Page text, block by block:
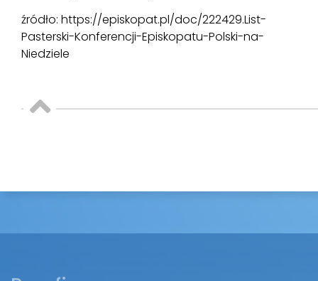
źródło: https://episkopat.pl/doc/222429.List-
Pasterski-Konferencji-Episkopatu-Polski-na-
Niedziele